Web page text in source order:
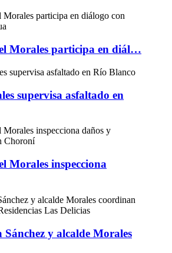
Morales participa en diál…
supervisa asfaltado en
Morales inspecciona
y alcalde Morales